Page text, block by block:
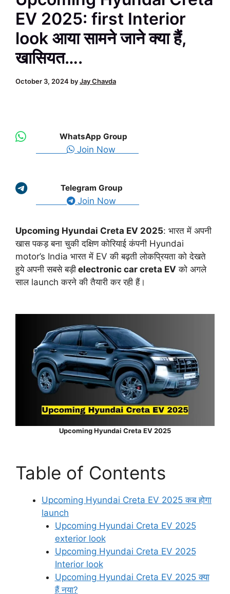
EV 2025: first Interior
look आया सामने जाने क्या हैं,
खासियत….
October 3, 2024 byJay Chavda
WhatsApp Group
Join Now
Telegram Group
Join Now
Upcoming Hyundai Creta EV 2025: भारत में अपनी
खास पकड़ बना चुकी दक्षिण कोरियाई कंपनी Hyundai
motor’s India भारत में EV की बढ़ती लोकप्रियता को देखते
हुये अपनी सबसे बड़ी electronic car creta EV को अगले
साल launch करने की तैयारी कर रही हैं।
Upcoming Hyundai Creta EV 2025
Table of Contents
Upcoming Hyundai Creta EV 2025 कब होगा
launch
Upcoming Hyundai Creta EV 2025
exterior look
Upcoming Hyundai Creta EV 2025
Interior look
Upcoming Hyundai Creta EV 2025 क्या
हैं नया?